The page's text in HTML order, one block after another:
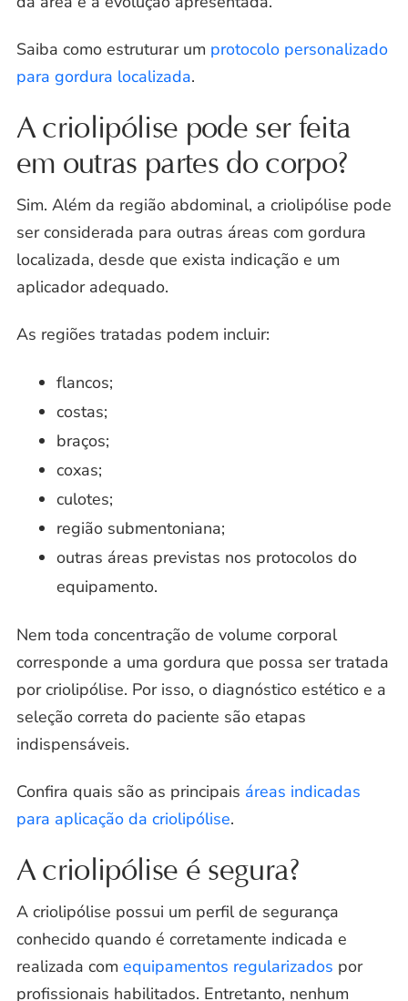
Saiba como estruturar um protocolo personalizado
para gordura localizada.
A criolipólise pode ser feita
em outras partes do corpo?
Sim. Além da região abdominal, a criolipólise pode
ser considerada para outras áreas com gordura
localizada, desde que exista indicação e um
aplicador adequado.
As regiões tratadas podem incluir:
flancos;
costas;
braços;
coxas;
culotes;
região submentoniana;
outras áreas previstas nos protocolos do
equipamento.
Nem toda concentração de volume corporal
corresponde a uma gordura que possa ser tratada
por criolipólise. Por isso, o diagnóstico estético e a
seleção correta do paciente são etapas
indispensáveis.
Confira quais são as principais áreas indicadas
para aplicação da criolipólise.
A criolipólise é segura?
A criolipólise possui um perfil de segurança
conhecido quando é corretamente indicada e
realizada com equipamentos regularizados por
profissionais habilitados. Entretanto, nenhum